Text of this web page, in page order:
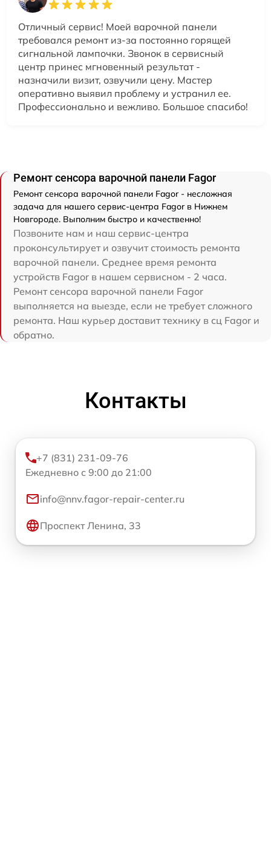
Отличный сервис! Моей варочной панели
требовался ремонт из-за постоянно горящей
сигнальной лампочки. Звонок в сервисный
центр принес мгновенный результат -
назначили визит, озвучили цену. Мастер
оперативно выявил проблему и устранил ее.
Профессионально и вежливо. Большое спасибо!
Ремонт сенсора варочной панели Fagor
Ремонт сенсора варочной панели Fagor - несложная
задача для нашего сервис-центра Fagor в Нижнем
Новгороде. Выполним быстро и качественно!
Позвоните нам и наш сервис-центра
проконсультирует и озвучит стоимость ремонта
варочной панели. Среднее время ремонта
устройств Fagor в нашем сервисном - 2 часа.
Ремонт сенсора варочной панели Fagor
выполняется на выезде, если не требует сложного
ремонта. Наш курьер доставит технику в сц Fagor и
обратно.
Контакты
+7 (831) 231-09-76
Ежедневно с 9:00 до 21:00
info@nnv.fagor-repair-center.ru
Проспект Ленина, 33